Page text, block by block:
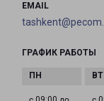
EMAIL
ГРАФИК РАБОТЫ